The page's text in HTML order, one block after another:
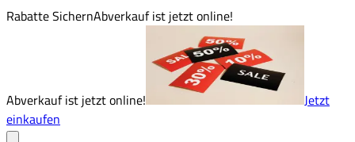
Rabatte SichernAbverkauf ist jetzt online!
Abverkauf ist jetzt online!
Jetzt
einkaufen